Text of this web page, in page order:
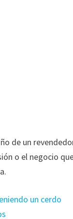
de un
o el negocio
un cerdo